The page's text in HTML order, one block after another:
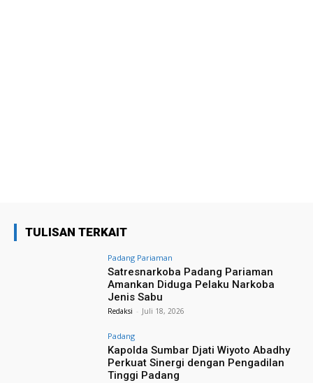
TULISAN TERKAIT
Padang Pariaman
Satresnarkoba Padang Pariaman
Amankan Diduga Pelaku Narkoba
Jenis Sabu
Redaksi - Juli 18, 2026
Padang
Kapolda Sumbar Djati Wiyoto Abadhy
Perkuat Sinergi dengan Pengadilan
Tinggi Padang